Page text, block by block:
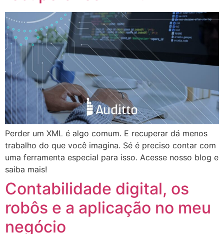
Perder um XML é algo comum. E recuperar dá menos
trabalho do que você imagina. Sé é preciso contar com
uma ferramenta especial para isso. Acesse nosso blog e
saiba mais!
Contabilidade digital, os
robôs e a aplicação no meu
negócio